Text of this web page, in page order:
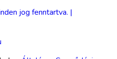
jog fenntartva. |